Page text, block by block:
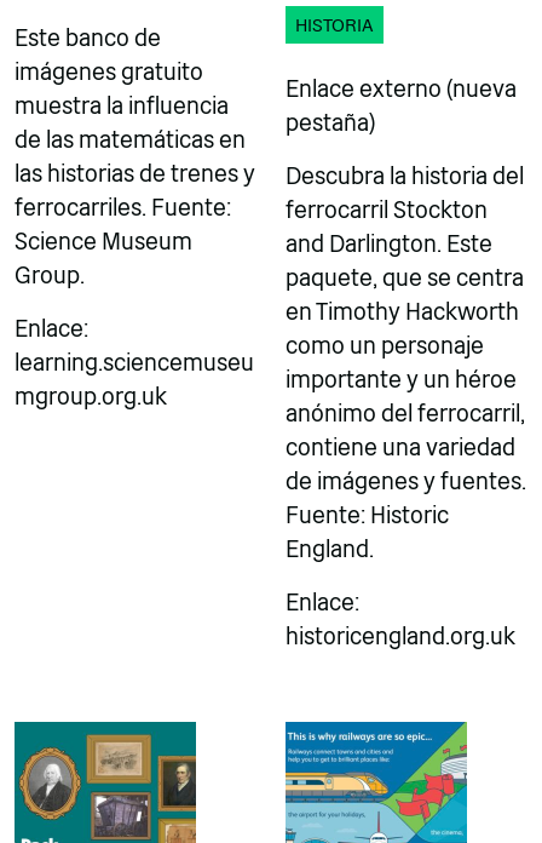
Este banco de
imágenes gratuito
muestra la influencia
de las matemáticas en
las historias de trenes y
ferrocarriles. Fuente:
Science Museum
Group.
Enlace:
learning.sciencemuseu
mgroup.org.uk
HISTORIA
Enlace externo (nueva
pestaña)
Descubra la historia del
ferrocarril Stockton
and Darlington. Este
paquete, que se centra
en Timothy Hackworth
como un personaje
importante y un héroe
anónimo del ferrocarril,
contiene una variedad
de imágenes y fuentes.
Fuente: Historic
England.
Enlace:
historicengland.org.uk